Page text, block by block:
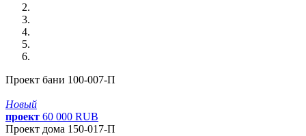
Проект бани 100-007-П
Новый
проект 60 000 RUB
Проект дома 150-017-П